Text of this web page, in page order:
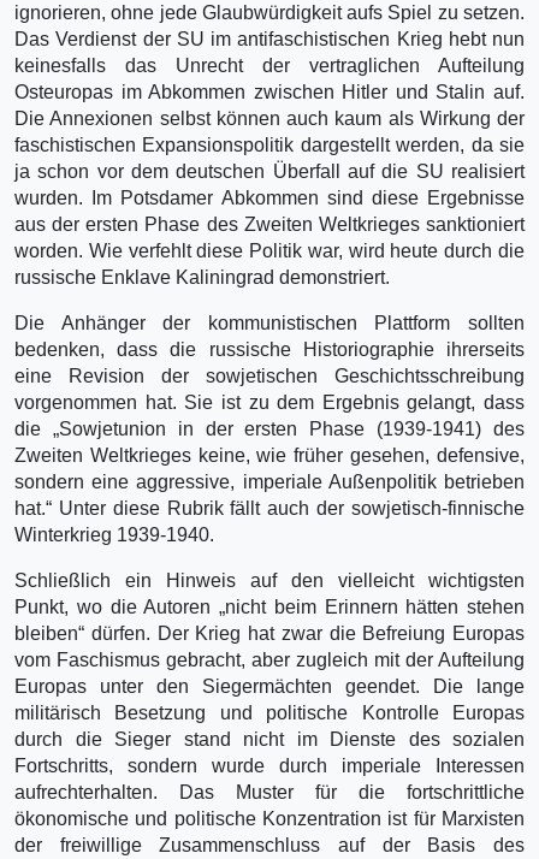
ignorieren, ohne jede Glaubwürdigkeit aufs Spiel zu setzen.
Das Verdienst der SU im antifaschistischen Krieg hebt nun
keinesfalls das Unrecht der vertraglichen Aufteilung
Osteuropas im Abkommen zwischen Hitler und Stalin auf.
Die Annexionen selbst können auch kaum als Wirkung der
faschistischen Expansionspolitik dargestellt werden, da sie
ja schon vor dem deutschen Überfall auf die SU realisiert
wurden. Im Potsdamer Abkommen sind diese Ergebnisse
aus der ersten Phase des Zweiten Weltkrieges sanktioniert
worden. Wie verfehlt diese Politik war, wird heute durch die
russische Enklave Kaliningrad demonstriert.
Die Anhänger der kommunistischen Plattform sollten
bedenken, dass die russische Historiographie ihrerseits
eine Revision der sowjetischen Geschichtsschreibung
vorgenommen hat. Sie ist zu dem Ergebnis gelangt, dass
die „Sowjetunion in der ersten Phase (1939-1941) des
Zweiten Weltkrieges keine, wie früher gesehen, defensive,
sondern eine aggressive, imperiale Außenpolitik betrieben
hat.“ Unter diese Rubrik fällt auch der sowjetisch-finnische
Winterkrieg 1939-1940.
Schließlich ein Hinweis auf den vielleicht wichtigsten
Punkt, wo die Autoren „nicht beim Erinnern hätten stehen
bleiben“ dürfen. Der Krieg hat zwar die Befreiung Europas
vom Faschismus gebracht, aber zugleich mit der Aufteilung
Europas unter den Siegermächten geendet. Die lange
militärisch Besetzung und politische Kontrolle Europas
durch die Sieger stand nicht im Dienste des sozialen
Fortschritts, sondern wurde durch imperiale Interessen
aufrechterhalten. Das Muster für die fortschrittliche
ökonomische und politische Konzentration ist für Marxisten
der freiwillige Zusammenschluss auf der Basis des